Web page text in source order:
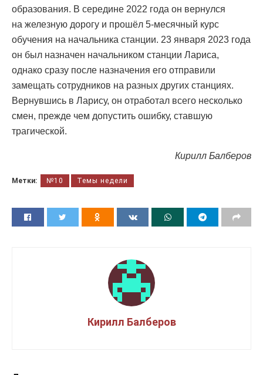
образования. В середине 2022 года он вернулся
на железную дорогу и прошёл 5-месячный курс
обучения на начальника станции. 23 января 2023 года
он был назначен начальником станции Лариса,
однако сразу после назначения его отправили
замещать сотрудников на разных других станциях.
Вернувшись в Ларису, он отработал всего несколько
смен, прежде чем допустить ошибку, ставшую
трагической.
Кирилл Балберов
Метки: №10 Темы недели
Кирилл Балберов